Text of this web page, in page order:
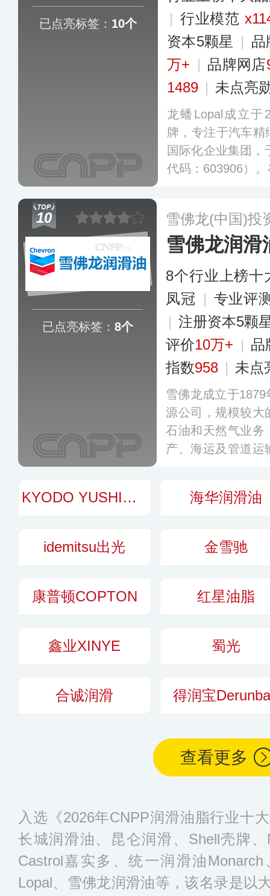
已点亮标签： 10个
| 行业模范
资本5颗星
| 品
万+ | 品牌网店
1489 | 未点亮
龙蟠Lopal成立于
牌，专注于汽车
国际化企业集团，
代码：603906）
氢能源、新能源
业生态。更多
10
已点亮标签： 8个
雪佛龙(中国)投
雪佛龙润滑
8个行业上榜十
凤冠 | 专业评
| 注册资本5颗
评价10万+ | 品
指数958 | 未点
雪佛龙成立于
源公司，规模较大
石油和天然气业务
产、海运及管道运
场竞争力。更多
KYODO YUSHI协同油脂 海华润滑油
idemitsu出光 金雪驰
康普顿COPTON 红星油脂
鑫业XINYE 蜀光
合诚润滑 得润宝
查看更多
入选《2026年CNPP润滑油脂行业十
长城润滑油、昆仑润滑、Shell壳牌
Castrol嘉实多、统一润滑油
Lopal、雪佛龙润滑油等，该名录是以